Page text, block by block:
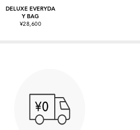
DELUXE EVERYDA
Y BAG
¥28,600